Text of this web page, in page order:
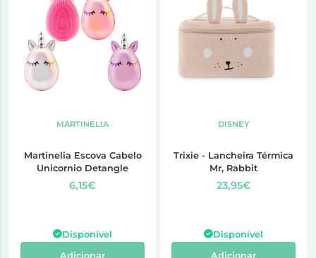
MARTINELIA
Martinelia Escova Cabelo
Unicornio Detangle
6,15€
Disponível
Adicionar
DISNEY
Trixie - Lancheira Térmica
Mr, Rabbit
23,95€
Disponível
Adicionar